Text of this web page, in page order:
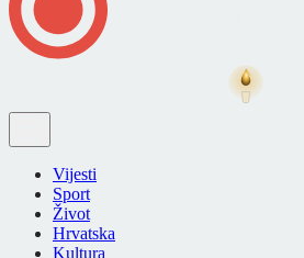
Vijesti
Sport
Život
Hrvatska
Kultura